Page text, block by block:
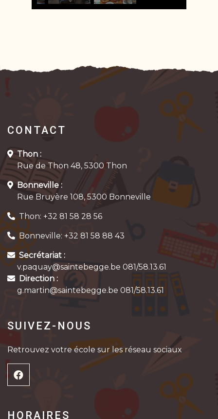
CONTACT
Thon :
Rue de Thon 48, 5300 Thon
Bonneville :
Rue Bruyère 108, 5300 Bonneville
Thon: +32 81 58 28 56
Bonneville: +32 81 58 88 43
Secrétariat :
v.paquay@saintebegge.be 081/58.13.61
Direction :
g.martin@saintebegge.be 081/58.13.61
SUIVEZ-NOUS
Retrouvez votre école sur les réseau sociaux
HORAIRES